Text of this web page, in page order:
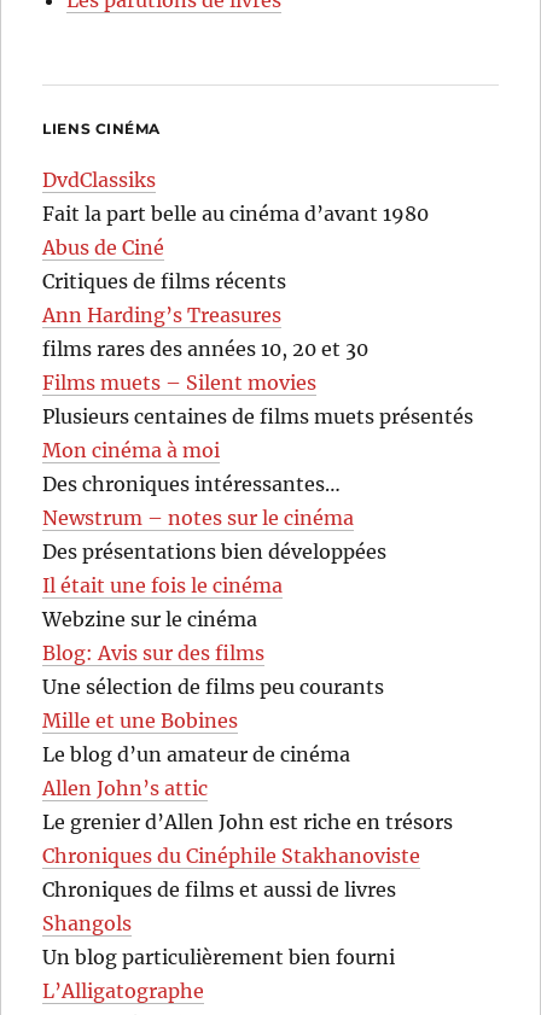
LIENS CINÉMA
DvdClassiks
Fait la part belle au cinéma d’avant 1980
Abus de Ciné
Critiques de films récents
Ann Harding’s Treasures
films rares des années 10, 20 et 30
Films muets – Silent movies
Plusieurs centaines de films muets présentés
Mon cinéma à moi
Des chroniques intéressantes…
Newstrum – notes sur le cinéma
Des présentations bien développées
Il était une fois le cinéma
Webzine sur le cinéma
Blog: Avis sur des films
Une sélection de films peu courants
Mille et une Bobines
Le blog d’un amateur de cinéma
Allen John’s attic
Le grenier d’Allen John est riche en trésors
Chroniques du Cinéphile Stakhanoviste
Chroniques de films et aussi de livres
Shangols
Un blog particulièrement bien fourni
L’Alligatographe